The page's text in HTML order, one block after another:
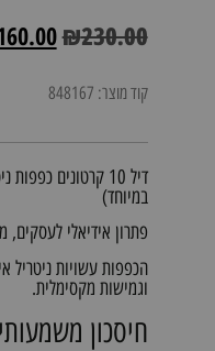
₪230.00
קוד מוצר: 848167
במיוחד)
פתרון אידיאלי לעסקים,
הכפפות עשויות ניטריל
וגמישות מקסימלית.
חיסכון